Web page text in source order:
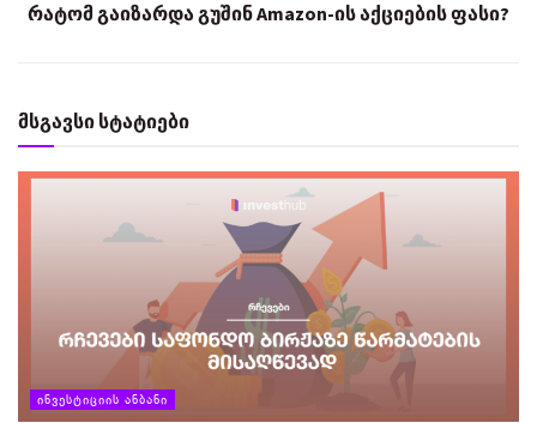
რატომ გაიზარდა გუშინ Amazon-ის აქციების ფასი?
მსგავსი სტატიები
ᲘᲜᲕᲔᲡᲢᲘᲪᲘᲘᲡ ᲐᲜᲑᲐᲜᲘ